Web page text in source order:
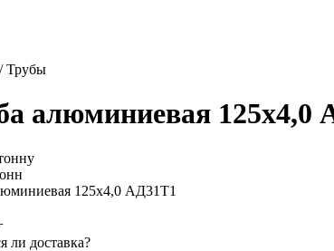
/Трубы
алюминиевая 125х4,0
125х4,0 АД31Т1
ли доставка?